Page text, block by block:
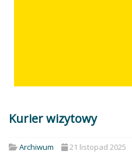
Kurier wizytowy
Archiwum 21 listopad 2025